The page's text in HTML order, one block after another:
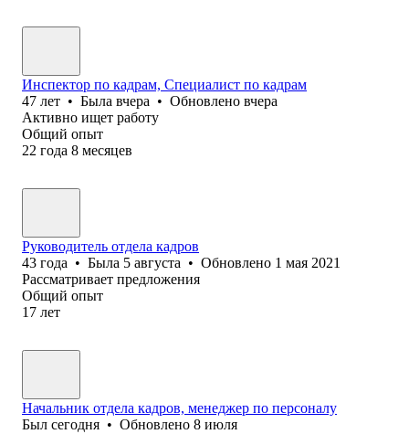
Инспектор по кадрам, Специалист по кадрам
47 лет • Была вчера • Обновлено вчера
Активно ищет работу
Общий опыт
22 года 8 месяцев
Руководитель отдела кадров
43 года • Была 5 августа • Обновлено 1 мая 2021
Рассматривает предложения
Общий опыт
17 лет
Начальник отдела кадров, менеджер по персоналу
Был сегодня • Обновлено 8 июля